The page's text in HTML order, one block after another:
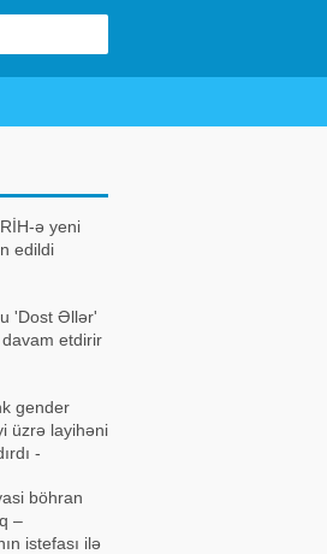
ə yeni
edildi
'Dost Əllər'
etdirir
gender
üzrə layihəni
-
böhran
–
istefası ilə